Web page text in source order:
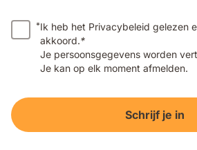
*Ik heb het Privacybeleid gelezen
akkoord.*
Je persoonsgegevens worden
Je kan op elk moment afmelden.
Schrijf je in